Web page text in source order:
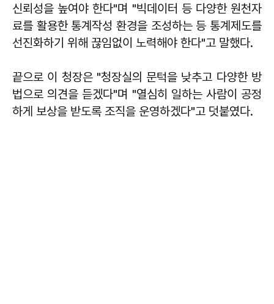
신뢰성을 높여야 한다"며 "빅데이터 등 다양한 원천자
료를 활용한 통계작성 환경을 조성하는 등 통계제도를
선진화하기 위해 끊임없이 노력해야 한다"고 말했다.
끝으로 이 청장은 "청장실의 문턱을 낮추고 다양한 방
법으로 의견을 듣겠다"며 "열심히 일하는 사람이 공정
하게 보상을 받도록 조직을 운영하겠다"고 덧붙였다.